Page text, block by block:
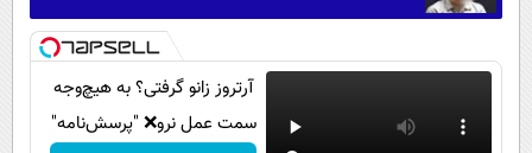
آرتروز زانو گرفتی؟ به هیچ‌وجه
سمت عمل نرو❌ "پرسش‌نامه"